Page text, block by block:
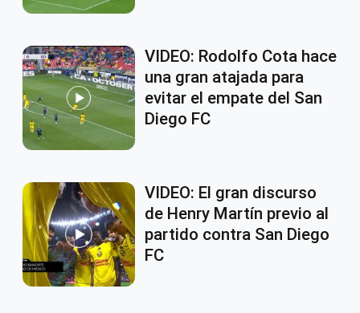
VIDEO: Rodolfo Cota hace
una gran atajada para
evitar el empate del San
Diego FC
VIDEO: El gran discurso
de Henry Martín previo al
partido contra San Diego
FC